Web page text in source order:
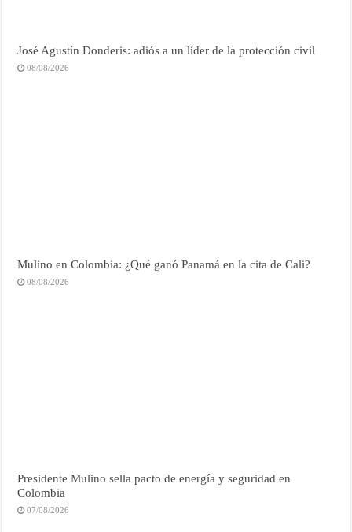
José Agustín Donderis: adiós a un líder de la protección civil
08/08/2026
Mulino en Colombia: ¿Qué ganó Panamá en la cita de Cali?
08/08/2026
Presidente Mulino sella pacto de energía y seguridad en
Colombia
07/08/2026